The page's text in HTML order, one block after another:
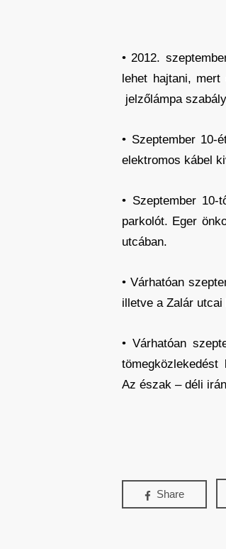
• 2012.
lehet hajtani,
jelzőlámpa
• Szeptember
elektromos kábel
• Szeptember
parkolót. Eger
utcában.
• Várhatóan
illetve a Zalár
• Várhatóan
Az észak – déli
Share